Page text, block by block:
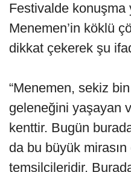
Festivalde konuşma
Menemen’in köklü
dikkat çekerek şu
“Menemen, sekiz
geleneğini yaşayan
kenttir. Bugün
da bu büyük mirasın
temsilcileridir.